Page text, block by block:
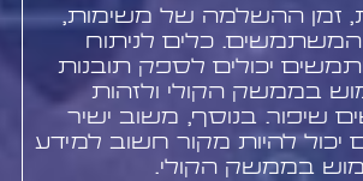
זמן ההשלמה של משימות,
המשתמשים. כלים לניתוח
יכולים לספק תובנות
בממשק הקולי ולזהות
שיפור. בנוסף, משוב ישיר
להיות מקור חשוב למידע
בממשק הקולי.